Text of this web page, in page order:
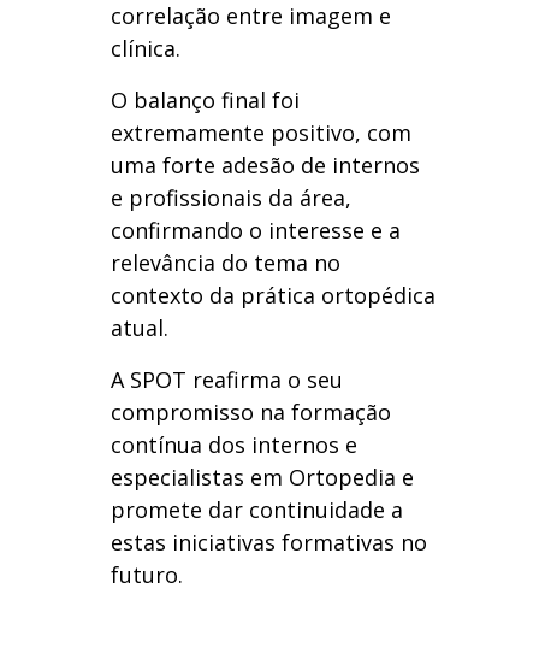
correlação entre imagem e
clínica.
O balanço final foi
extremamente positivo, com
uma forte adesão de internos
e profissionais da área,
confirmando o interesse e a
relevância do tema no
contexto da prática ortopédica
atual.
A SPOT reafirma o seu
compromisso na formação
contínua dos internos e
especialistas em Ortopedia e
promete dar continuidade a
estas iniciativas formativas no
futuro.